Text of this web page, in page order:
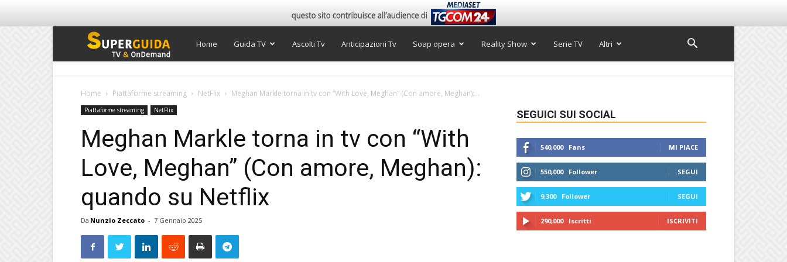
Super
Home Guida TV Ascolti Tv Anticipazioni Tv Soap opera Reality Show Serie TV Altri
Home Piattaforme streaming NetFlix Meghan Markle torna in tv con “With Love, Meghan” (Con amore, Meghan):...
Piattaforme streaming NetFlix
Meghan Markle torna in tv con “With
Love, Meghan” (Con amore, Meghan):
quando su Netflix
Da Nunzio Zeccato - 7 Gennaio 2025
SEGUICI SUI SOCIAL
540,000 Fans MI PIACE
550,000 Follower SEGUI
9,300 Follower SEGUI
290,000 Iscritti ISCRIVITI